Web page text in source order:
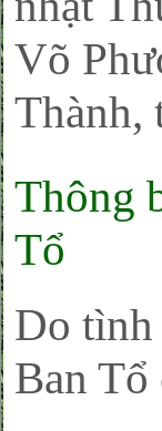
Võ
Thành,
Thông
Tổ
Do tình
Ban